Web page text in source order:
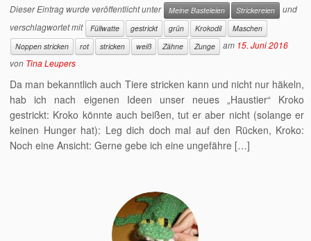
Dieser Eintrag wurde veröffentlicht unter Meine Basteleien Strickereien
und
verschlagwortet mit
Füllwatte gestrickt grün Krokodil
Maschen
Noppen stricken
rot stricken weiß Zähne Zunge am 15. Juni 2016
von Tina Leupers
Da man bekanntlich auch Tiere stricken kann und nicht nur häkeln,
hab ich nach eigenen Ideen unser neues „Haustier“ Kroko
gestrickt: Kroko könnte auch beißen, tut er aber nicht (solange er
keinen Hunger hat): Leg dich doch mal auf den Rücken, Kroko:
Noch eine Ansicht: Gerne gebe ich eine ungefähre […]